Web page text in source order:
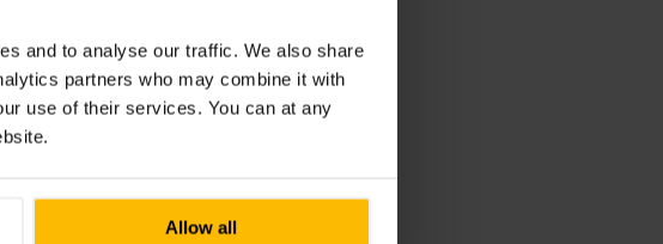
and to analyse our traffic. We also share
partners who may combine it with
use of their services. You can at any
Allow all